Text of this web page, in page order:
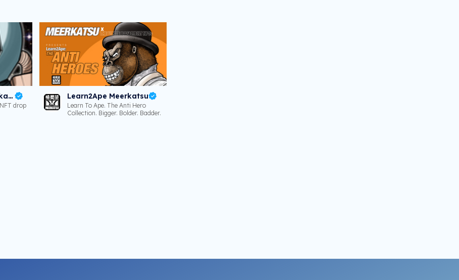
LearnToApe Meerkatsu
drop
Learn2Ape Meerkatsu
Learn To Ape. The Anti Hero
Collection. Bigger. Bolder. Badder.